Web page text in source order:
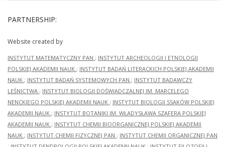
PARTNERSHIP:
Website created by
INSTYTUT MATEMATYCZNY PAN ; INSTYTUT ARCHEOLOGII I ETNOLOGII
POLSKIEJ AKADEMII NAUK ; INSTYTUT BADAŃ LITERACKICH POLSKIEJ AKADEMII
NAUK ; INSTYTUT BADAŃ SYSTEMOWYCH PAN ; INSTYTUT BADAWCZY
LEŚNICTWA ; INSTYTUT BIOLOGII DOŚWIADCZALNEJ IM. MARCELEGO
NENCKIEGO POLSKIEJ AKADEMII NAUK ; INSTYTUT BIOLOGII SSAKÓW POLSKIEJ
AKADEMII NAUK ; INSTYTUT BOTANIKI IM. WŁADYSŁAWA SZAFERA POLSKIEJ
AKADEMII NAUK ; INSTYTUT CHEMII BIOORGANICZNEJ POLSKIEJ AKADEMII
NAUK ; INSTYTUT CHEMII FIZYCZNEJ PAN ; INSTYTUT CHEMII ORGANICZNEJ PAN